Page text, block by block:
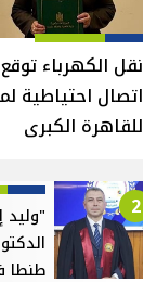
نقل الكهرباء
اتصال احتياطية
للقاهرة الكبرى
2
طنطا